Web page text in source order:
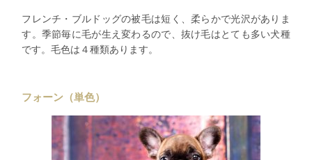
フレンチ・ブルドッグの被毛は短く、柔らかで光沢がありま
す。季節毎に毛が生え変わるので、抜け毛はとても多い犬種
です。毛色は４種類あります。
フォーン（単色）